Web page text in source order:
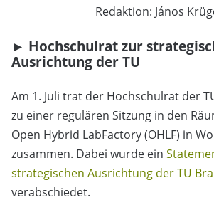
Redaktion: János
► Hochschulrat zur
Ausrichtung der TU
Am 1. Juli trat der Hochschulrat der
zu einer regulären Sitzung in den
Open Hybrid LabFactory (OHLF) in
zusammen. Dabei wurde ein
strategischen Ausrichtung der TU
verabschiedet.